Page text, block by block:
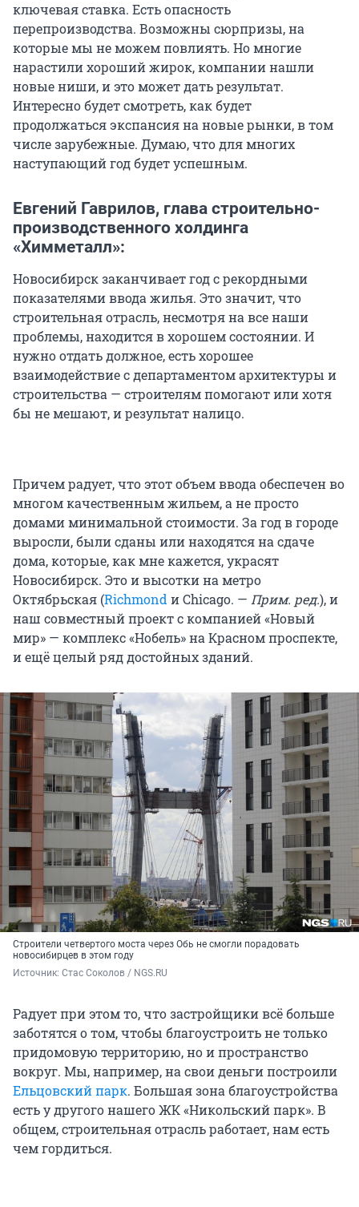
ключевая ставка. Есть опасность
перепроизводства. Возможны сюрпризы, на
которые мы не можем повлиять. Но многие
нарастили хороший жирок, компании нашли
новые ниши, и это может дать результат.
Интересно будет смотреть, как будет
продолжаться экспансия на новые рынки, в том
числе зарубежные. Думаю, что для многих
наступающий год будет успешным.
Евгений Гаврилов, глава строительно-
производственного холдинга
«Химметалл»:
Новосибирск заканчивает год с рекордными
показателями ввода жилья. Это значит, что
строительная отрасль, несмотря на все наши
проблемы, находится в хорошем состоянии. И
нужно отдать должное, есть хорошее
взаимодействие с департаментом архитектуры и
строительства — строителям помогают или хотя
бы не мешают, и результат налицо.
Причем радует, что этот объем ввода обеспечен во
многом качественным жильем, а не просто
домами минимальной стоимости. За год в городе
выросли, были сданы или находятся на сдаче
дома, которые, как мне кажется, украсят
Новосибирск. Это и высотки на метро
Октябрьская (Richmond и Chicago. — Прим. ред.), и
наш совместный проект с компанией «Новый
мир» — комплекс «Нобель» на Красном проспекте,
и ещё целый ряд достойных зданий.
Строители четвертого моста через Обь не смогли порадовать
новосибирцев в этом году
Источник: Стас Соколов / NGS.RU
Радует при этом то, что застройщики всё больше
заботятся о том, чтобы благоустроить не только
придомовую территорию, но и пространство
вокруг. Мы, например, на свои деньги построили
Ельцовский парк. Большая зона благоустройства
есть у другого нашего ЖК «Никольский парк». В
общем, строительная отрасль работает, нам есть
чем гордиться.